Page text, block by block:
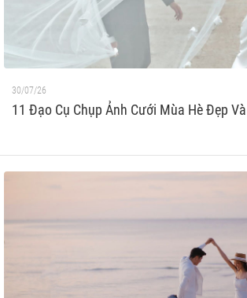
30/07/26
11 Đạo Cụ Chụp Ảnh Cưới Mùa Hè Đẹp